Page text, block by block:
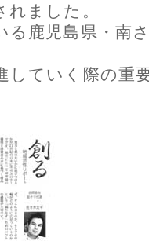
れました。
る鹿児島県・南
していく際の重